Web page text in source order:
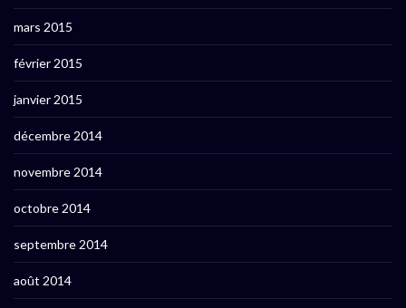
mars 2015
février 2015
janvier 2015
décembre 2014
novembre 2014
octobre 2014
septembre 2014
août 2014